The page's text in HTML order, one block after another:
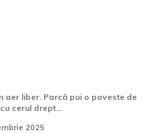
aer liber. Parcă pui o poveste de
cerul drept...
2025